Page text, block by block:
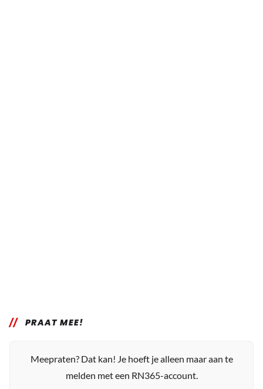
PRAAT MEE!
Meepraten? Dat kan! Je hoeft je alleen maar aan te
melden met een RN365-account.